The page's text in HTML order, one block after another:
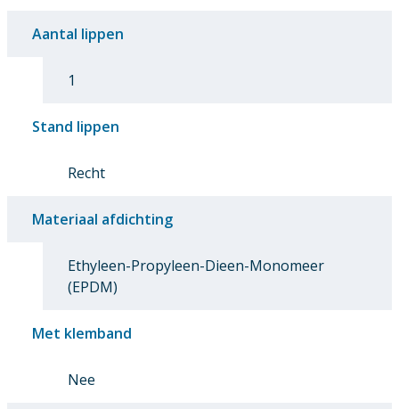
Aantal lippen
1
Stand lippen
Recht
Materiaal afdichting
Ethyleen-Propyleen-Dieen-Monomeer
(EPDM)
Met klemband
Nee